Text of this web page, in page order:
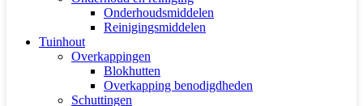
Onderhoudsmiddelen
Reinigingsmiddelen
Tuinhout
Overkappingen
Blokhutten
Overkapping benodigdheden
Schuttingen